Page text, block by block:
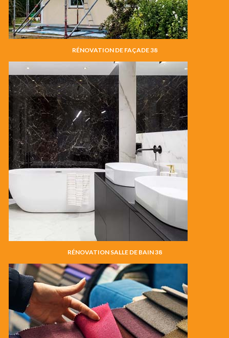
RÉNOVATION DE FAÇADE 38
RÉNOVATION SALLE DE BAIN 38